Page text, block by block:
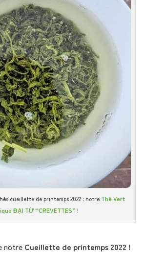
cueillette de printemps 2022 : notre Thé Vert
ĐẠI TỪ “CREVETTES” !
notre Cueillette de printemps 2022 !